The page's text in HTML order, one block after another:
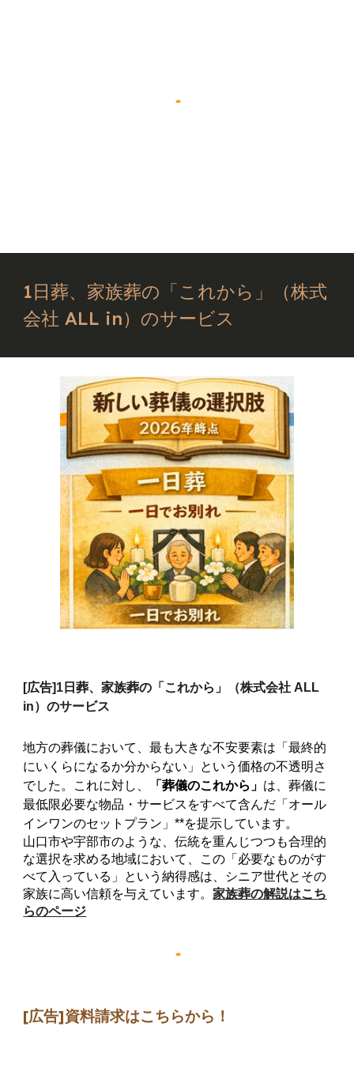
1日葬、家族葬の「これから」（株式
会社 ALL in）のサービス
[広告]1日葬、家族葬の「これから」（株式会社 ALL
in）のサービス
地方の葬儀において、最も大きな不安要素は「最終的
にいくらになるか分からない」という価格の不透明さ
でした。これに対し、
「葬儀のこれから」 は、葬儀に
最低限必要な物品・サービスをすべて含んだ「オール
インワンのセットプラン」**を提示しています。
山口市や宇部市のような、伝統を重んじつつも合理的
な選択を求める地域において、この「必要なものがす
べて入っている」という納得感は、シニア世代とその
家族に高い信頼を与えています。家族葬の解説はこち
らのページ
[広告]資料請求はこちらから ！